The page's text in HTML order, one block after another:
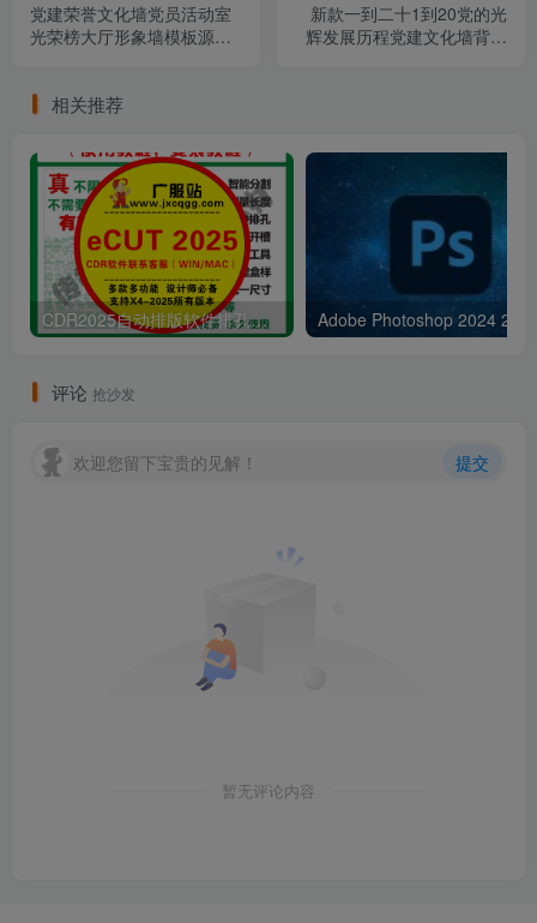
党建荣誉文化墙党员活动室
光荣榜大厅形象墙模板源文
新款一到二十1到20党的光
辉发展历程党建文化墙背景
相关推荐
CDR2025自动排版软件排孔插件ecut省料LED冲孔字解决提示升级问题
评论 抢沙发
欢迎您留下宝贵的见解！ 提交
暂无评论内容